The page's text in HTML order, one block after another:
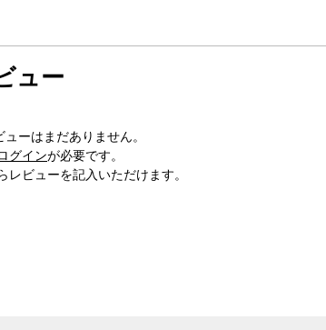
ュー
ーはまだありません。
グインが必要です。
レビューを記入いただけます。